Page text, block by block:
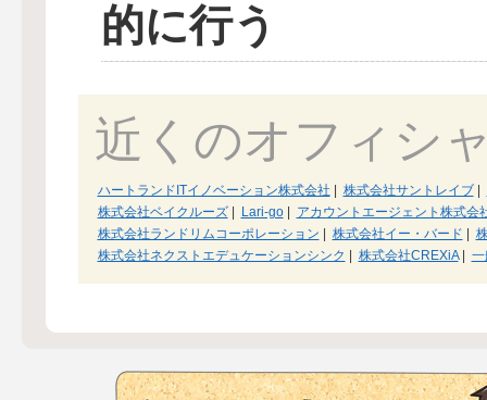
的に行う
近くのオフィシ
ハートランドITイノベーション株式会社 株式会社サントレイブ|
株式会社ベイクルーズ| Lari-go|
アカウントエージェント株式会
株式会社ランドリムコーポレーション
株式会社イー・バード
株式会社ネクストエデュケーションシンク
株式会社CREXiA|